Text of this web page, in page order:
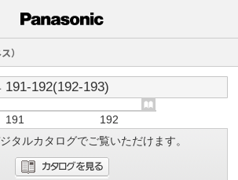
）
192(192-193)
191
192
タルカタログでご覧いただけます。